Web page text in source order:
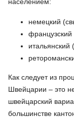
немецкий
итальянский
Как следует из
Швейцарии – это
швейцарский
большинстве